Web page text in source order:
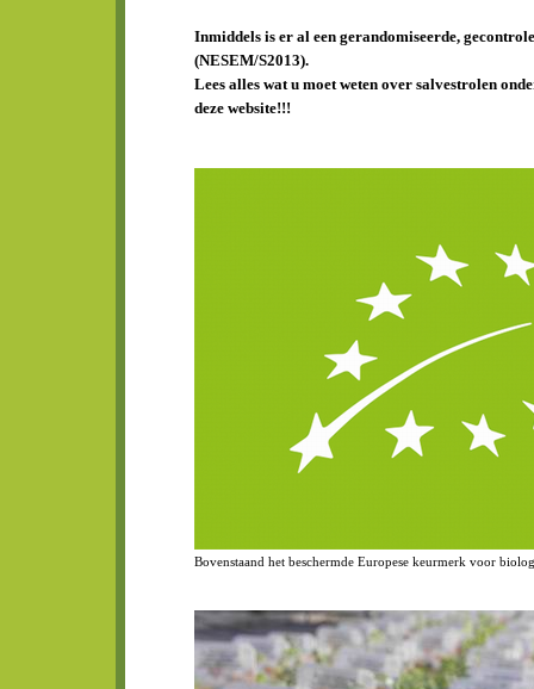
Inmiddels is er al een gerandomiseerde,
(NESEM/S2013).
Lees alles wat u moet weten over salvestrolen
deze website!!!
Bovenstaand het beschermde Europese keurmerk voor